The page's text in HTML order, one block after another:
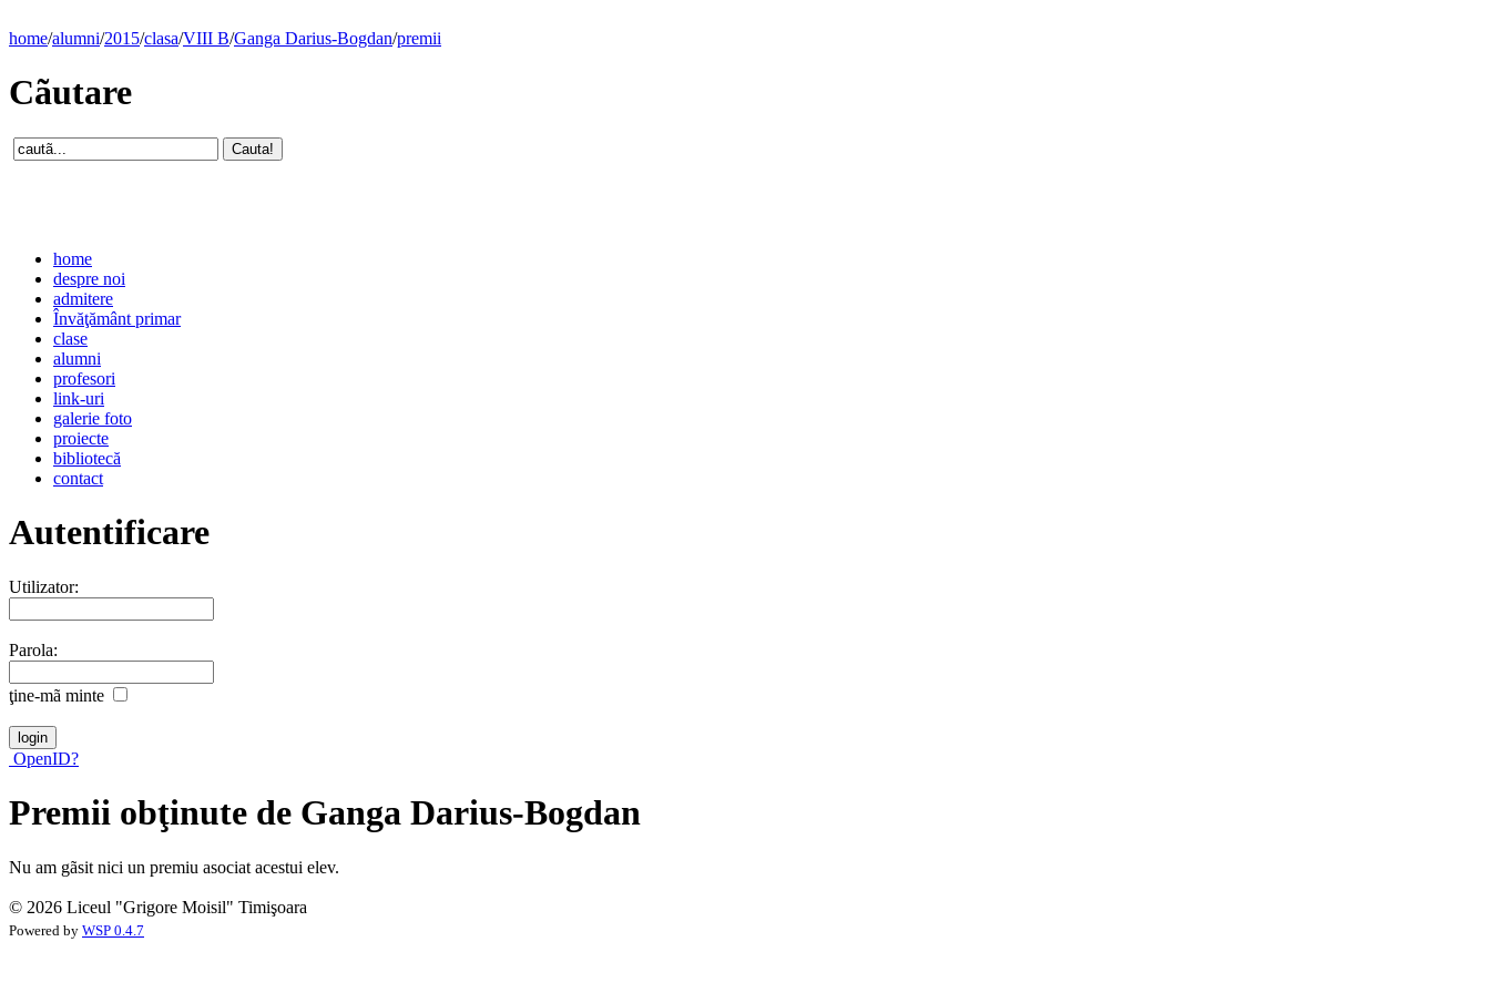
home/alumni/2015/clasa/VIII B/Ganga Darius-Bogdan/premii
Cãutare
home
despre noi
admitere
Învăţământ primar
clase
alumni
profesori
link-uri
galerie foto
proiecte
bibliotecă
contact
Autentificare
Utilizator:
Parola:
ţine-mã minte
OpenID?
Premii obţinute de Ganga Darius-Bogdan
Nu am gãsit nici un premiu asociat acestui elev.
© 2026 Liceul "Grigore Moisil" Timişoara
Powered by WSP 0.4.7